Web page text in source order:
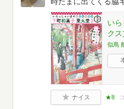
い
ク
似鳥
ナイス ★8